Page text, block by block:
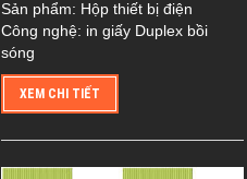
Sản phẩm: Hộp thiết bị điện
Công nghệ: in giấy Duplex bồi
sóng
XEM CHI TIẾT